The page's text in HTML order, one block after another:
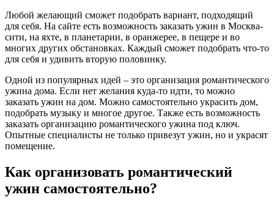
Любой желающий сможет подобрать вариант, подходящий
для себя. На сайте есть возможность заказать ужин в Москва-
сити, на яхте, в планетарии, в оранжерее, в пещере и во
многих других обстановках. Каждый сможет подобрать что-то
для себя и удивить вторую половинку.
Одной из популярных идей – это организация романтического
ужина дома. Если нет желания куда-то идти, то можно
заказать ужин на дом. Можно самостоятельно украсить дом,
подобрать музыку и многое другое. Также есть возможность
заказать организацию романтического ужина под ключ.
Опытные специалисты не только привезут ужин, но и украсят
помещение.
Как организовать романтический
ужин самостоятельно?